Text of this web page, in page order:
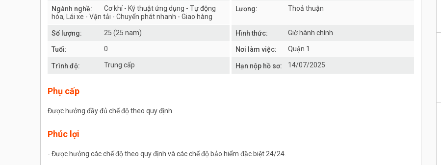
Ngành nghề:
Cơ khí - Kỹ thuật ứng dụng - Tự động
hóa, Lái xe - Vận tải - Chuyển phát nhanh - Giao hàng
Lương: Thoả thuận
Số lượng: 25 (25 nam) Hình thức: Giờ hành chính
Tuổi: 0 Nơi làm việc: Quận 1
Trình độ: Trung cấp Hạn nộp hồ sơ: 14/07/2025
Phụ cấp
Được hưởng đầy đủ chế độ theo quy định
Phúc lợi
- Được hưởng các chế độ theo quy định và các chế độ bảo hiểm đặc biệt 24/24.